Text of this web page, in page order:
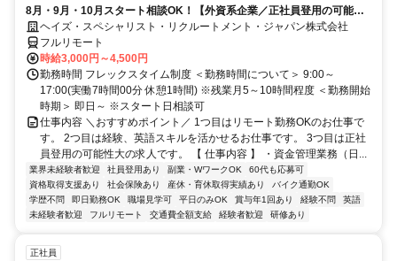
8月・9月・10月スタート相談OK！【外資系企業／正社員登用の可能性
大／700万～800万／リモート勤務OK】経理財務
ヘイズ・スペシャリスト・リクルートメント・ジャパン株式会社
フルリモート
時給3,000円～4,500円
勤務時間 フレックスタイム制度 ＜勤務時間について＞ 9:00～
17:00(実働7時間00分 休憩1時間) ※残業月5～10時間程度 ＜勤務開始
時期＞ 即日～ ※スタート日相談可
仕事内容 ＼おすすめポイント／ 1つ目はリモート勤務OKのお仕事で
す。 2つ目は経験、英語スキルを活かせるお仕事です。 3つ目は正社
員登用の可能性大の求人です。 【 仕事内容 】 ・資金管理業務（日...
業界未経験者歓迎 社員登用あり 副業・WワークOK
60代も応募可
資格取得支援あり
社会保険あり 産休・育休取得実績あり
バイク通勤OK
学歴不問
即日勤務OK 職場見学可 平日のみOK 賞与年1回あり 経験不問
英語
未経験者歓迎
フルリモート 交通費全額支給 経験者歓迎 研修あり
正社員